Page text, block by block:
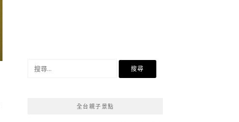
全台親子景點